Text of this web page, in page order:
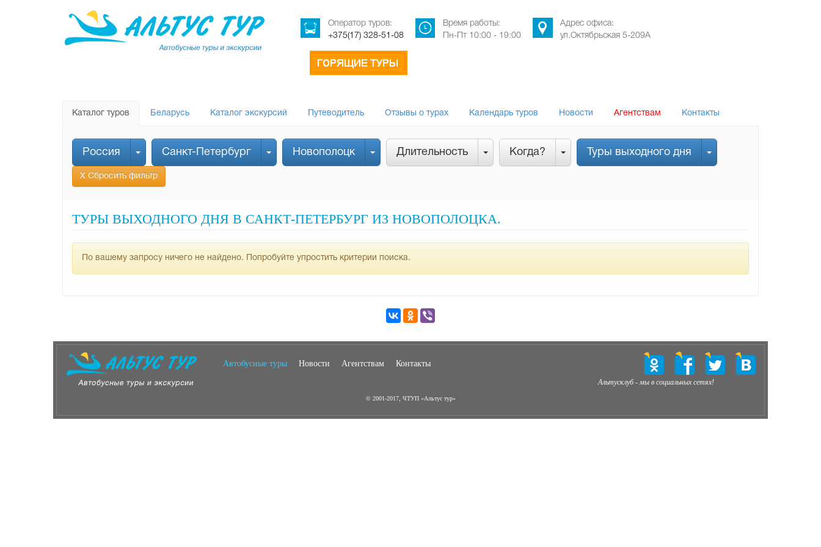
Оператор туров:
+375(17) 328-51-08
Время работы:
Пн-Пт 10:00 - 19:00
Адрес офиса:
ул.Октябрьская 5-209А
Каталог туров Беларусь Каталог экскурсий Путеводитель Отзывы о турах Календарь туров Новости Агентствам Контакты
Россия Санкт-Петербург Новополоцк Длительность Когда? Туры выходного дня
Х Сбросить фильтр
ТУРЫ ВЫХОДНОГО ДНЯ В САНКТ-ПЕТЕРБУРГ ИЗ НОВОПОЛОЦКА.
По вашему запросу ничего не найдено. Попробуйте упростить критерии поиска.
Автобусные туры Новости Агентствам Контакты
Альтусклуб - мы в социальных сетях!
© 2001-2017, ЧТУП «Альтус тур»